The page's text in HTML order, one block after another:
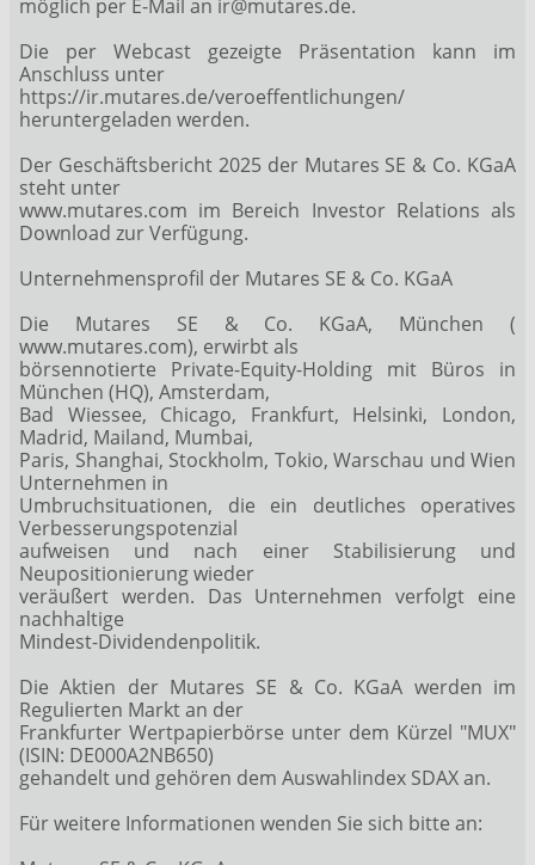
möglich per E-Mail an ir@mutares.de.
Die per Webcast gezeigte Präsentation kann im
Anschluss unter
https://ir.mutares.de/veroeffentlichungen/
heruntergeladen werden.
Der Geschäftsbericht 2025 der Mutares SE & Co. KGaA
steht unter
www.mutares.com im Bereich Investor Relations als
Download zur Verfügung.
Unternehmensprofil der Mutares SE & Co. KGaA
Die Mutares SE & Co. KGaA, München (
www.mutares.com), erwirbt als
börsennotierte Private-Equity-Holding mit Büros in
München (HQ), Amsterdam,
Bad Wiessee, Chicago, Frankfurt, Helsinki, London,
Madrid, Mailand, Mumbai,
Paris, Shanghai, Stockholm, Tokio, Warschau und Wien
Unternehmen in
Umbruchsituationen, die ein deutliches operatives
Verbesserungspotenzial
aufweisen und nach einer Stabilisierung und
Neupositionierung wieder
veräußert werden. Das Unternehmen verfolgt eine
nachhaltige
Mindest-Dividendenpolitik.
Die Aktien der Mutares SE & Co. KGaA werden im
Regulierten Markt an der
Frankfurter Wertpapierbörse unter dem Kürzel "MUX"
(ISIN: DE000A2NB650)
gehandelt und gehören dem Auswahlindex SDAX an.
Für weitere Informationen wenden Sie sich bitte an: